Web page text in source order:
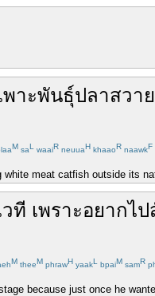
พาะพันธุ์ปลาสวาย
M saL waaiR neuuaH khaaoR naawkF
meat catfish outside its
วที เพราะอยากไป
M theeM phrawH yaakL bpaiM samR
because just once he